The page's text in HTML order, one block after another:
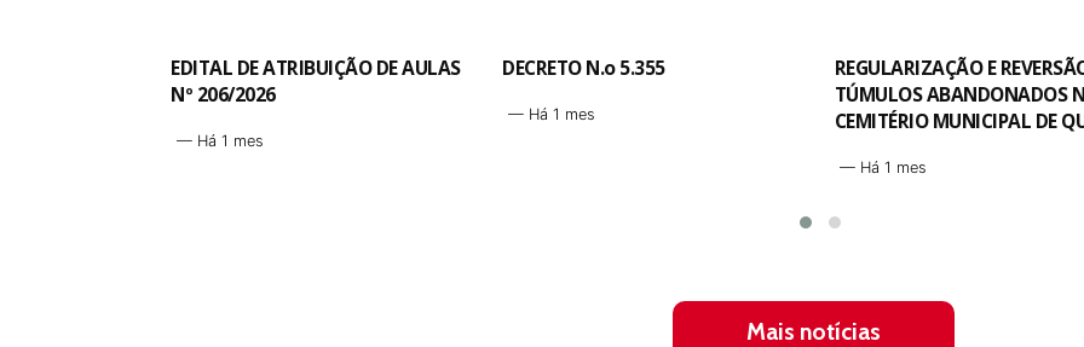
DECRETO N.o 5.355
REGULARIZAÇÃO E REVERSÃO DE
CEMITÉRIO MUNICIPAL DE QUATÁ
Relatório Quadrimestral da
Saúde: Janeiro a Abril de
Mais notícias